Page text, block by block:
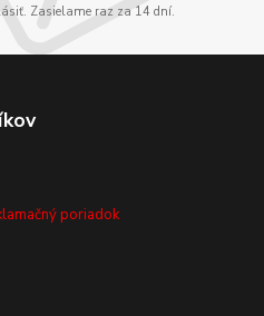
Zasielame raz za 14 dní.
poriadok